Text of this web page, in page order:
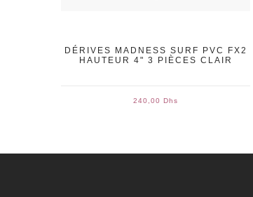
DÉRIVES MADNESS SURF PVC FX2
HAUTEUR 4" 3 PIÈCES CLAIR
240,00 Dhs